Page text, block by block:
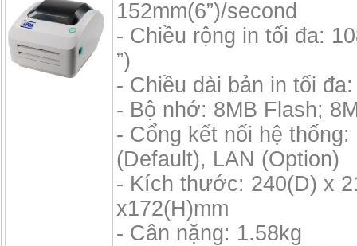
152mm(6”)/second
- Chiều rộng in tối đa:
”)
- Chiều dài bản in tối
- Bộ nhớ: 8MB Flash;
- Cổng kết nối hệ thống:
(Default), LAN (Option)
- Kích thước: 240(D) x
x172(H)mm
- Cân nặng: 1.58kg